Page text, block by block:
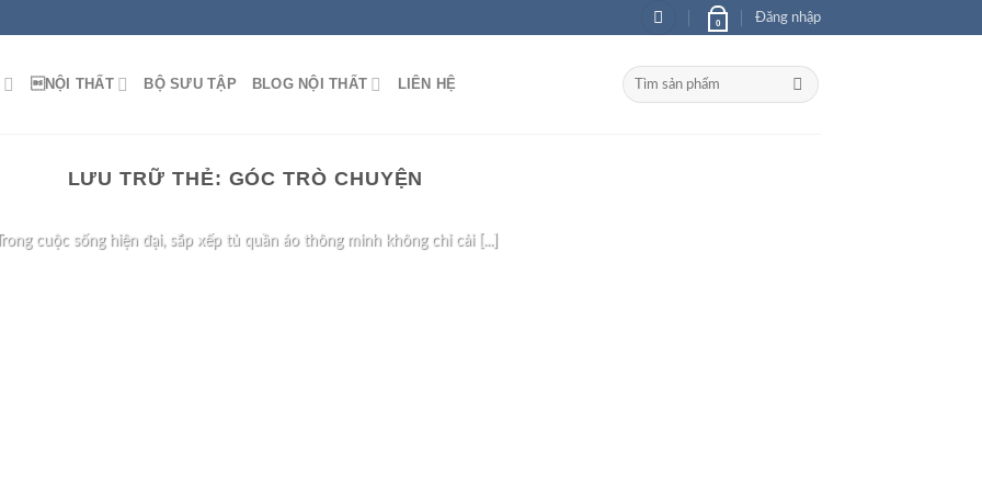
0 Đăng nhập
NỘI THẤT BỘ SƯU TẬP BLOG NỘI THẤT LIÊN HỆ
Tìm
kiếm:
LƯU TRỮ THẺ: GÓC TRÒ CHUYỆN
BLOG NỘI THẤT
Tủ Quần Áo Thông Minh Giúp Tối Ưu Không Gian Lưu Trữ
cuộc sống hiện đại, sắp xếp tủ quần áo thông minh không chỉ cải [...]